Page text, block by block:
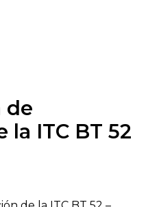
de
la ITC BT 52